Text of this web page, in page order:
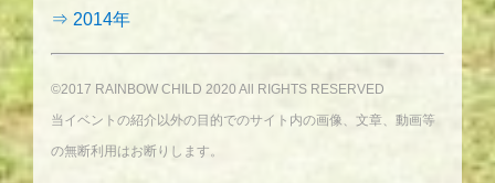
⇒ 2014年
©2017 RAINBOW CHILD 2020 All RIGHTS RESERVED
当イベントの紹介以外の目的でのサイト内の画像、文章、動画等
の無断利用はお断りします。